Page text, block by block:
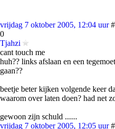
vrijdag 7 oktober 2005, 12:04 uur
0
Tjahzi
cant touch me
huh?? links afslaan en een
gaan??
beetje beter kijken volgende keer
waarom over laten doen? had net
gewoon zijn schuld ......
vrijdag 7 oktober 2005, 12:05 uur